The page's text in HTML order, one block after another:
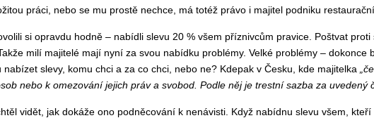
práci, nebo se mu prostě nechce, má totéž právo i majitel podniku
si opravdu hodně – nabídli slevu 20 % všem příznivcům pravice. Poštvat
milí majitelé mají nyní za svou nabídku problémy. Velké problémy –
slevy, komu chci a za co chci, nebo ne? Kdepak v Česku, kde majitelka
nebo k omezování jejich práv a svobod. Podle něj je trestní sazba za uvedený
vidět, jak dokáže ono podněcování k nenávisti. Když nabídnu slevu všem,